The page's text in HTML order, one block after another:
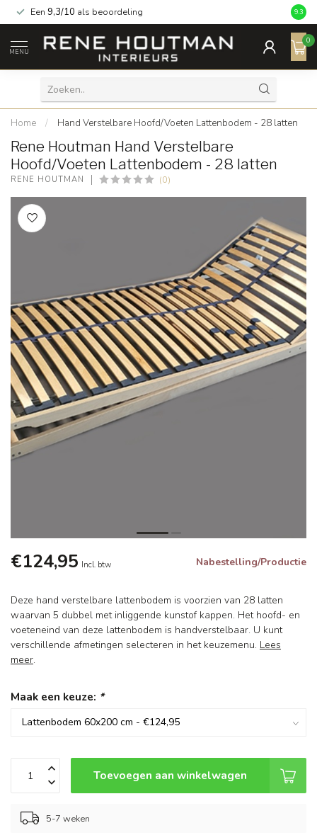
Een 9,3/10 als beoordeling 9.3
MENU
0
Home / Hand Verstelbare Hoofd/Voeten Lattenbodem - 28 latten
Rene Houtman Hand Verstelbare
Hoofd/Voeten Lattenbodem - 28 latten
RENE HOUTMAN (0)
€124,95 Incl. btw Nabestelling/Productie
Deze hand verstelbare lattenbodem is voorzien van 28 latten
waarvan 5 dubbel met inliggende kunstof kappen. Het hoofd- en
voeteneind van deze lattenbodem is handverstelbaar. U kunt
verschillende afmetingen selecteren in het keuzemenu. Lees
meer.
Maak een keuze: *
Toevoegen aan winkelwagen
5-7 weken